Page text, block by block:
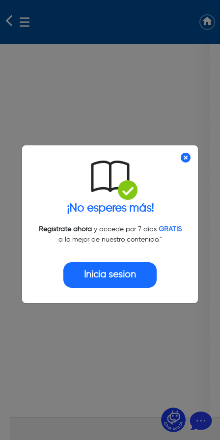
¡No esperes más!
Regístrate ahoray accede por 7 días GRATIS
a lo mejor de nuestro contenido."
Inicia sesión